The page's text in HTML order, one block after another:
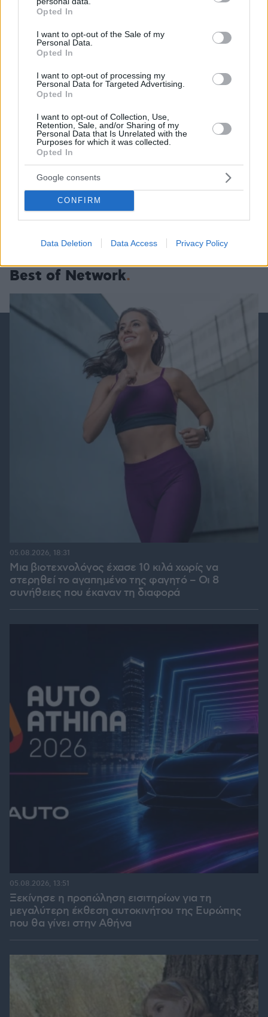
grant or deny consent to Google and its third-party tags to
use your data for below specified purposes in below Google
consent section.
Opted In
I want to opt-out of the Sale of my
Personal Data.
Opted In
I want to opt-out of processing my
Personal Data for Targeted Advertising.
Opted In
I want to opt-out of Collection, Use,
Retention, Sale, and/or Sharing of my
Personal Data that Is Unrelated with the
Purposes for which it was collected.
Opted In
Google consents
CONFIRM
Data Deletion Data Access Privacy Policy
05.08.2026, 19:24
Games
Cut The Rope Northern Heights Candy
Best of Network
Μια βιοτεχνολόγος έχασε 10 κιλά χωρίς να
στερηθεί το αγαπημένο της φαγητό – Οι 8
συνήθειες που έκαναν τη διαφορά
05.08.2026, 18:31
Ξεκίνησε η προπώληση εισιτηρίων για τη
μεγαλύτερη έκθεση αυτοκινήτου της Ευρώπης
που θα γίνει στην Αθήνα
05.08.2026, 13:51